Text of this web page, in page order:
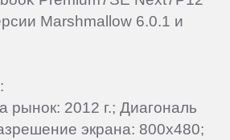
Marshmallow 6.0.1 и
рынок: 2012 г.; Диагональ
экрана: 800x480;